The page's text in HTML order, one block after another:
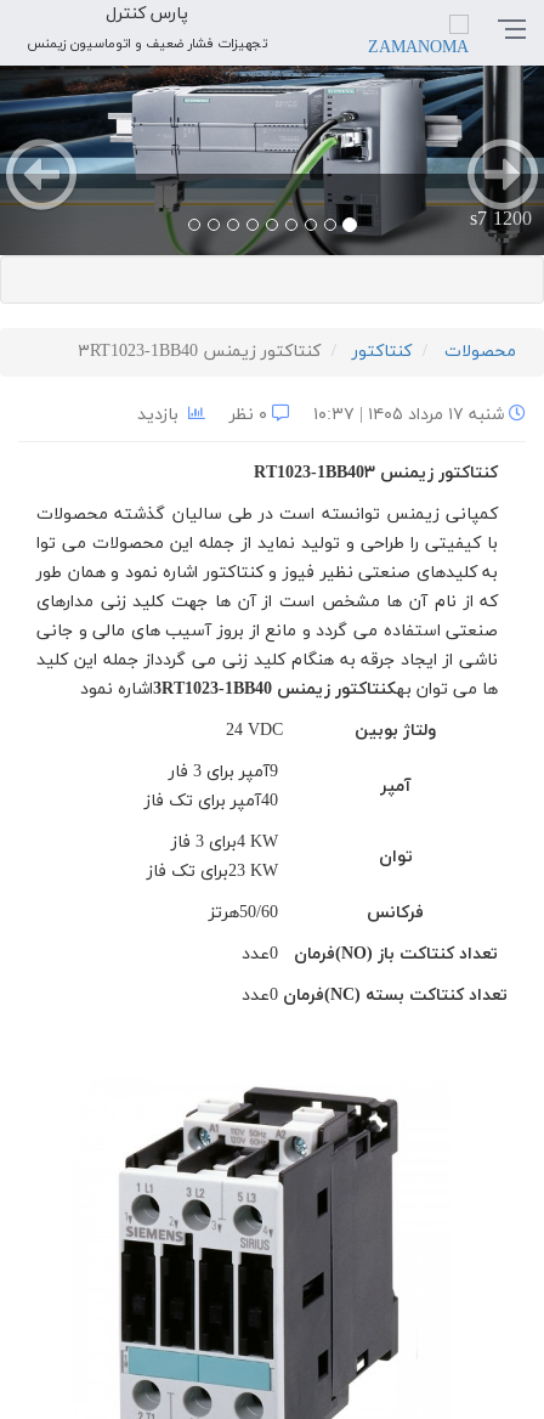
پارس کنترل
تجهیزات فشار ضعیف و اتوماسیون زیمنس
s7 1200
بعدی
محصولات کنتاکتور کنتاکتور زیمنس ۳RT1023-1BB40
شنبه ۱۷ مرداد ۱۴۰۵ | ۱۰:۳۷ بازدید
کنتاکتور زیمنس ۳RT1023-1BB40
کمپانی زیمنس توانسته است در طی سالیان گذشته محصولات
با کیفیتی را طراحی و تولید نماید از جمله این محصولات می توا
به کلیدهای صنعتی نظیر فیوز و کنتاکتور اشاره نمود و همان طور
که از نام آن ها مشخص است از آن ها جهت کلید زنی مدارهای
صنعتی استفاده می گردد و مانع از بروز آسیب های مالی و جانی
ناشی از ایجاد جرقه به هنگام کلید زنی می گردداز جمله این کلید
ها می توان بهکنتاکتور زیمنس 3RT1023-1BB40اشاره نمود
ولتاژ بوبین
24 VDC
آمپر
9آمپر برای 3 فار
40آمپر برای تک فاز
توان
4 KWبرای 3 فاز
23 KWبرای تک فاز
فرکانس
50/60هرتز
تعداد کنتاکت باز (NO)فرمان 0عدد
تعداد کنتاکت بسته (NC)فرمان 0عدد